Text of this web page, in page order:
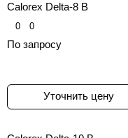
Calorex Delta-8 B
0 0
По запросу
Уточнить цену